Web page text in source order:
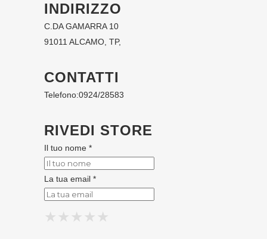
INDIRIZZO
C.DA GAMARRA 10
91011 ALCAMO, TP,
CONTATTI
Telefono:0924/28583
RIVEDI STORE
Il tuo nome *
La tua email *
★
★ ★
★ ★ ★
★ ★ ★ ★
★ ★ ★ ★ ★